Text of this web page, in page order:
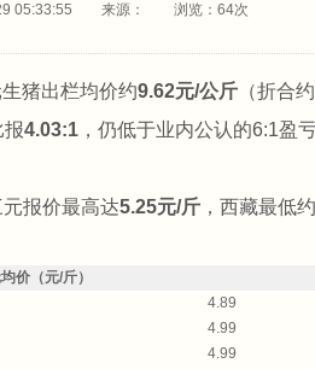
29 05:33:55 来源： 浏览： 64次
猪出栏均价约9.62元/公斤 （折合约
报4.03:1 ，仍低于业内公认的6:1盈
报价最高达5.25元/斤 ，西藏最低约
价（元/斤）
4.89
4.99
4.99